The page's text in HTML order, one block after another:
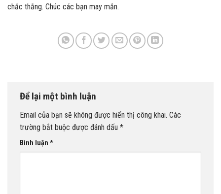
chắc thắng. Chúc các bạn may mắn.
Để lại một bình luận
Email của bạn sẽ không được hiển thị công khai. Các
trường bắt buộc được đánh dấu *
Bình luận *